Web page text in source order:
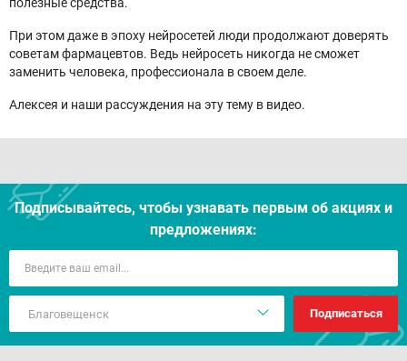
При этом даже в эпоху нейросетей люди продолжают доверять
советам фармацевтов. Ведь нейросеть никогда не сможет
заменить человека, профессионала в своем деле.
Алексея и наши рассуждения на эту тему в видео.
Подписывайтесь, чтобы узнавать первым об акцияx и
предложениях:
Подписаться